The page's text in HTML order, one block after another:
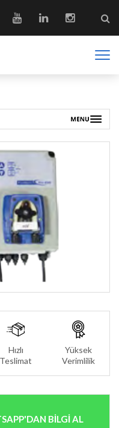
Hızlı
Teslimat
Yüksek
Verimlilik
BİLGİ AL